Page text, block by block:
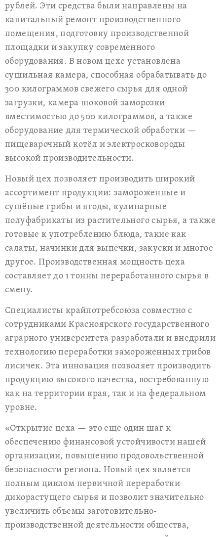
рублей. Эти средства были направлены на
капитальный ремонт производственного
помещения, подготовку производственной
площадки и закупку современного
оборудования. В новом цехе установлена ​​
сушильная камера, способная обрабатывать до
300 килограммов свежего сырья для одной
загрузки, камера шоковой заморозки
вместимостью до 500 килограммов, а также
оборудование для термической обработки —
пищеварочный котёл и электросковороды
высокой производительности.
Новый цех позволяет производить широкий
ассортимент продукции: замороженные и
сушёные грибы и ягоды, кулинарные
полуфабрикаты из растительного сырья, а также
готовые к употреблению блюда, такие как
салаты, начинки для выпечки, закуски и многое
другое. Производственная мощность цеха
составляет до 1 тонны переработанного сырья в
смену.
Специалисты крайпотребсоюза совместно с
сотрудниками Красноярского государственного
аграрного университета разработали и внедрили
технологию переработки замороженных грибов
лисичек. Эта инновация позволяет производить
продукцию высокого качества, востребованную
как на территории края, так и на федеральном
уровне.
«Открытие цеха — это еще один шаг к
обеспечению финансовой устойчивости нашей
организации, повышению продовольственной
безопасности региона. Новый цех является
полным циклом первичной переработки
дикорастущего сырья и позволит значительно
увеличить объемы заготовительно-
производственной деятельности общества,